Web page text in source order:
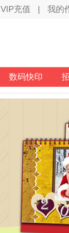
VIP充值 | 我的
数码快印